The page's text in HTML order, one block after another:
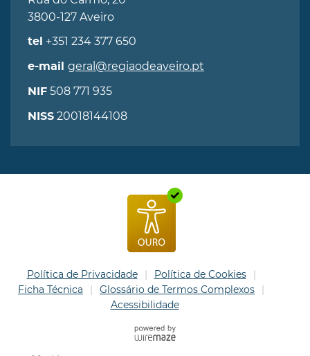
3800-127 Aveiro
tel +351 234 377 650
e-mail geral@regiaodeaveiro.pt
NIF 508 771 935
NISS 20018144108
Política de Privacidade
Política de Cookies
Ficha Técnica
Glossário de Termos Complexos
Acessibilidade